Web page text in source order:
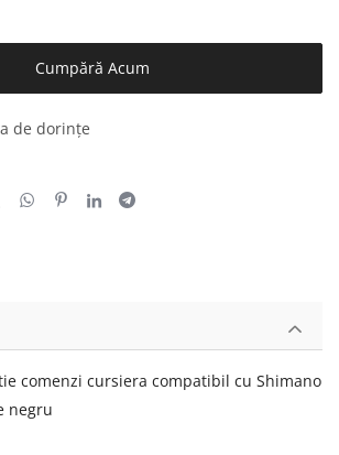
Cumpără Acum
de dorințe
comenzi cursiera compatibil cu Shimano
negru